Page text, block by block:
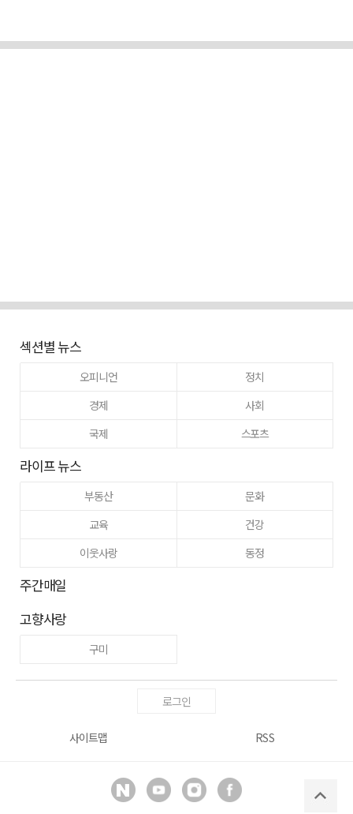
섹션별 뉴스
오피니언
정치
경제
사회
국제
스포츠
라이프 뉴스
부동산
문화
교육
건강
이웃사랑
동정
주간매일
고향사랑
구미
로그인
사이트맵 RSS